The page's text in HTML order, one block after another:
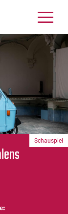
Schauspiel